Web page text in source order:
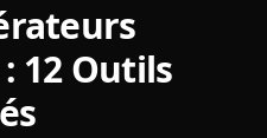
12 Outils